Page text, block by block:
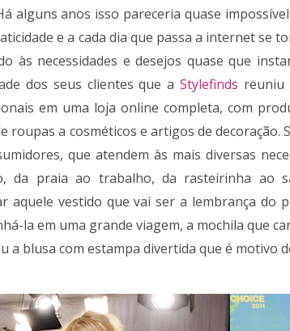
alguns anos isso pareceria quase
e a cada dia que passa a internet se
às necessidades e desejos quase que
dos seus clientes que a Stylefinds reuniu
em uma loja online completa, com
roupas a cosméticos e artigos de decoração.
que atendem às mais diversas
da praia ao trabalho, da rasteirinha ao
aquele vestido que vai ser a lembrança do
la em uma grande viagem, a mochila que
a blusa com estampa divertida que é motivo